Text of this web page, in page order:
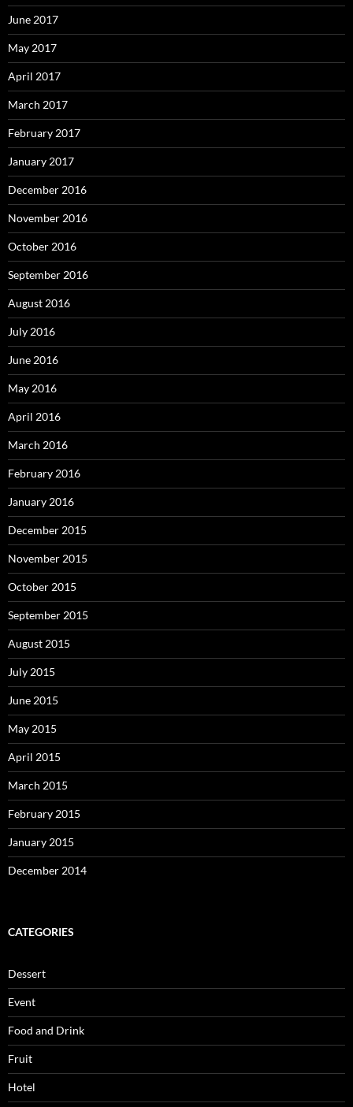
June 2017
May 2017
April 2017
March 2017
February 2017
January 2017
December 2016
November 2016
October 2016
September 2016
August 2016
July 2016
June 2016
May 2016
April 2016
March 2016
February 2016
January 2016
December 2015
November 2015
October 2015
September 2015
August 2015
July 2015
June 2015
May 2015
April 2015
March 2015
February 2015
January 2015
December 2014
CATEGORIES
Dessert
Event
Food and Drink
Fruit
Hotel